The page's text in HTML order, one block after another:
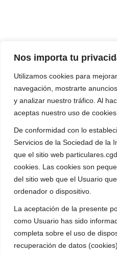
Nos importa tu
Utilizamos cookies para
navegación, mostrarte
y analizar nuestro tráfico. Al
aceptas nuestro uso de cookies.
De conformidad con lo
Servicios de la Sociedad de la
que el sitio web
cookies. Las cookies son
del sitio web que el Usuario
ordenador o dispositivo.
La aceptación de la presente
como Usuario has sido
completa sobre el uso de
recuperación de datos